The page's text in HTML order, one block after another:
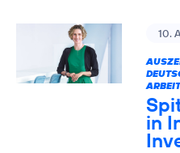
10.
in